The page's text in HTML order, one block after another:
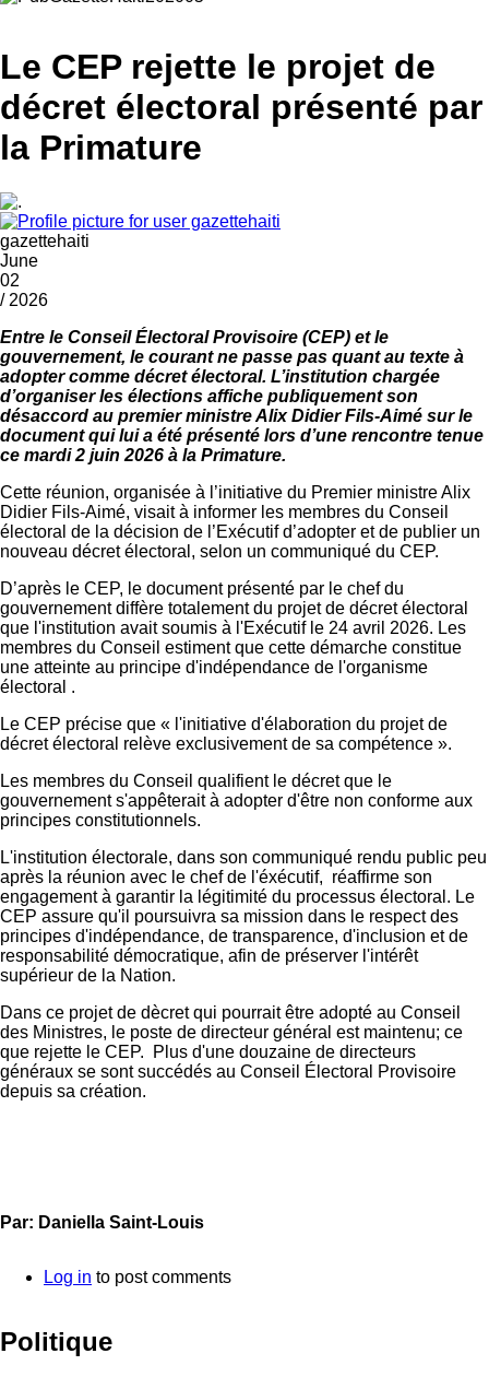
Le CEP rejette le projet de
décret électoral présenté par
la Primature
gazettehaiti
June
02
/ 2026
Entre le Conseil Électoral Provisoire (CEP) et le
gouvernement, le courant ne passe pas quant au texte à
adopter comme décret électoral. L’institution chargée
d’organiser les élections affiche publiquement son
désaccord au premier ministre Alix Didier Fils-Aimé sur le
document qui lui a été présenté lors d’une rencontre tenue
ce mardi 2 juin 2026 à la Primature.
Cette réunion, organisée à l’initiative du Premier ministre Alix
Didier Fils-Aimé, visait à informer les membres du Conseil
électoral de la décision de l’Exécutif d’adopter et de publier un
nouveau décret électoral, selon un communiqué du CEP.
D’après le CEP, le document présenté par le chef du
gouvernement diffère totalement du projet de décret électoral
que l'institution avait soumis à l'Exécutif le 24 avril 2026. Les
membres du Conseil estiment que cette démarche constitue
une atteinte au principe d'indépendance de l'organisme
électoral .
Le CEP précise que « l'initiative d'élaboration du projet de
décret électoral relève exclusivement de sa compétence ».
Les membres du Conseil qualifient le décret que le
gouvernement s'appêterait à adopter d'être non conforme aux
principes constitutionnels.
L'institution électorale, dans son communiqué rendu public peu
après la réunion avec le chef de l'éxécutif, réaffirme son
engagement à garantir la légitimité du processus électoral. Le
CEP assure qu'il poursuivra sa mission dans le respect des
principes d'indépendance, de transparence, d'inclusion et de
responsabilité démocratique, afin de préserver l'intérêt
supérieur de la Nation.
Dans ce projet de dècret qui pourrait être adopté au Conseil
des Ministres, le poste de directeur général est maintenu; ce
que rejette le CEP. Plus d'une douzaine de directeurs
généraux se sont succédés au Conseil Électoral Provisoire
depuis sa création.
Par: Daniella Saint-Louis
Log in to post comments
Politique